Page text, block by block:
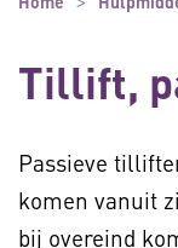
Tillift,
Passieve
komen vanuit
bij overeind